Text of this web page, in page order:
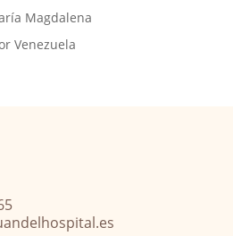
Magdalena
Venezuela